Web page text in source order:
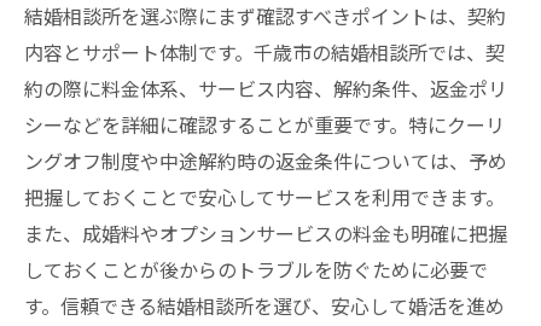
結婚相談所を選ぶ際にまず確認すべきポイントは、契約
内容とサポート体制です。千歳市の結婚相談所では、契
約の際に料金体系、サービス内容、解約条件、返金ポリ
シーなどを詳細に確認することが重要です。特にクーリ
ングオフ制度や中途解約時の返金条件については、予め
把握しておくことで安心してサービスを利用できます。
また、成婚料やオプションサービスの料金も明確に把握
しておくことが後からのトラブルを防ぐために必要で
す。信頼できる結婚相談所を選び、安心して婚活を進め